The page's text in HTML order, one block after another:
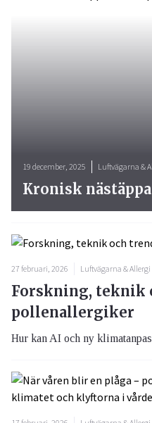
27 februari, 2026 Luftvägarna & Allergi
Forskning, teknik
pollenallergiker
Hur kan AI och ny
19 december, 2025 Luftvägarna &
Kronisk